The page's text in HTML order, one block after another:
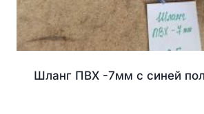
Шланг ПВХ -7мм с синей